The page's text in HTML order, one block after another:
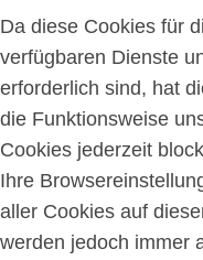
Da diese Cookies für
verfügbaren Dienste
erforderlich sind, hat
die Funktionsweise
Cookies jederzeit
Ihre
aller Cookies auf
werden jedoch immer